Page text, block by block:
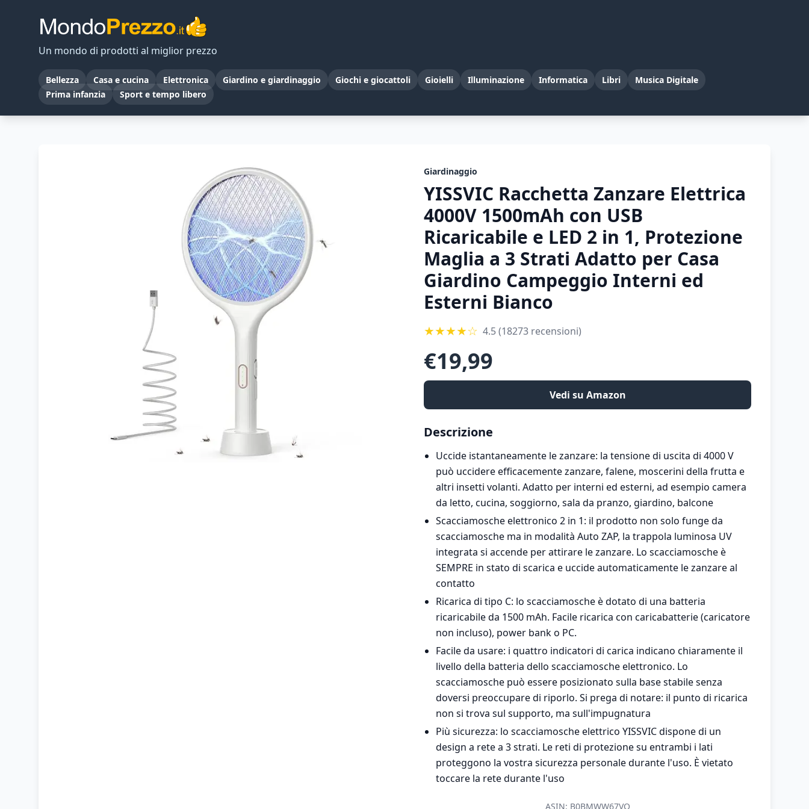
Un mondo di prodotti al miglior prezzo
Bellezza Casa e cucina Elettronica Giardino e giardinaggio Giochi e giocattoli Gioielli Illuminazione Informatica Libri
Musica Digitale
Prima infanzia
Sport e tempo libero
Giardinaggio
YISSVIC Racchetta Zanzare Elettrica
4000V 1500mAh con USB
Ricaricabile e LED 2 in 1, Protezione
Maglia a 3 Strati Adatto per Casa
Giardino Campeggio Interni ed
Esterni Bianco
★★★★☆ 4.5(18273 recensioni)
€19,99
Vedi su Amazon
Descrizione
Uccide istantaneamente le zanzare: la tensione di uscita di 4000 V
può uccidere efficacemente zanzare, falene, moscerini della frutta e
altri insetti volanti. Adatto per interni ed esterni, ad esempio camera
da letto, cucina, soggiorno, sala da pranzo, giardino, balcone
Scacciamosche elettronico 2 in 1: il prodotto non solo funge da
scacciamosche ma in modalità Auto ZAP, la trappola luminosa UV
integrata si accende per attirare le zanzare. Lo scacciamosche è
SEMPRE in stato di scarica e uccide automaticamente le zanzare al
contatto
Ricarica di tipo C: lo scacciamosche è dotato di una batteria
ricaricabile da 1500 mAh. Facile ricarica con caricabatterie (caricatore
non incluso), power bank o PC.
Facile da usare: i quattro indicatori di carica indicano chiaramente il
livello della batteria dello scacciamosche elettronico. Lo
scacciamosche può essere posizionato sulla base stabile senza
doversi preoccupare di riporlo. Si prega di notare: il punto di ricarica
non si trova sul supporto, ma sull'impugnatura
Più sicurezza: lo scacciamosche elettrico YISSVIC dispone di un
design a rete a 3 strati. Le reti di protezione su entrambi i lati
proteggono la vostra sicurezza personale durante l'uso. È vietato
toccare la rete durante l'uso
ASIN: B0BMWW67VQ